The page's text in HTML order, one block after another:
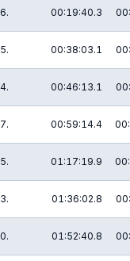
00:19:40.3
00:38:03.1
00:46:13.1
00:59:14.4
01:17:19.9
01:36:02.8
01:52:40.8